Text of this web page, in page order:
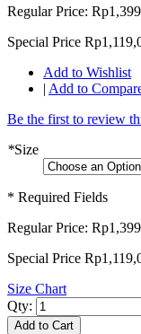
Regular Price:
Special Price
Add to Wishlist
| Add to
Be the first to review
*Size
* Required Fields
Regular Price:
Special Price
Size Chart
Qty:
Add to Cart